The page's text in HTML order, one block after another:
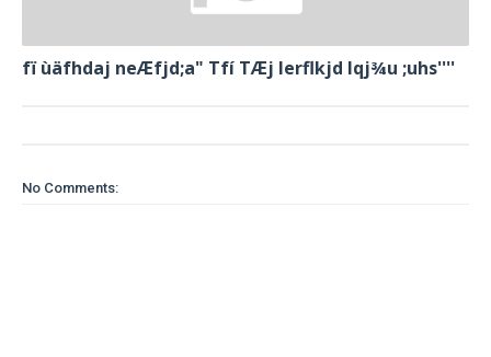
fï ùäfhdaj neÆfjd;a" Tfí TÆj lerflkjd Iqj¾u ;uhs''''
No Comments: